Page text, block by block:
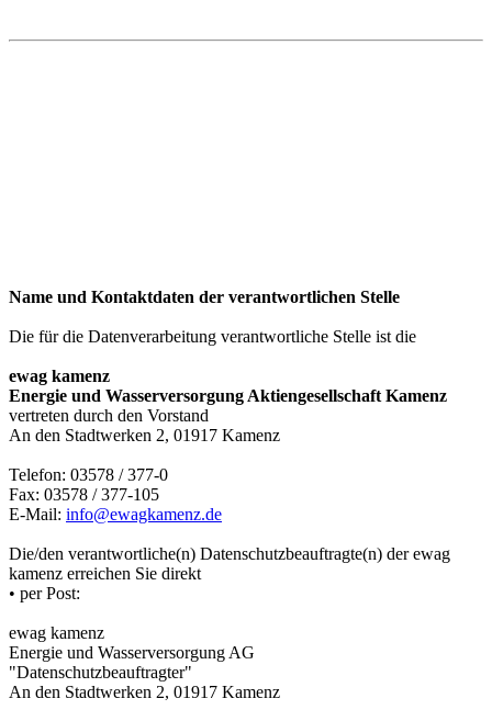
Name und Kontaktdaten der verantwortlichen Stelle
Die für die Datenverarbeitung verantwortliche Stelle ist die
ewag kamenz
Energie und Wasserversorgung Aktiengesellschaft Kamenz
vertreten durch den Vorstand
An den Stadtwerken 2, 01917 Kamenz
Telefon: 03578 / 377-0
Fax: 03578 / 377-105
E-Mail: info@ewagkamenz.de
Die/den verantwortliche(n) Datenschutzbeauftragte(n) der ewag
kamenz erreichen Sie direkt
• per Post:
ewag kamenz
Energie und Wasserversorgung AG
"Datenschutzbeauftragter"
An den Stadtwerken 2, 01917 Kamenz